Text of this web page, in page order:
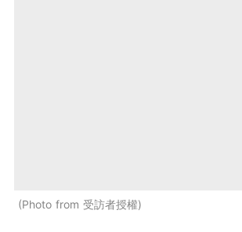
Photo from 受訪者授權